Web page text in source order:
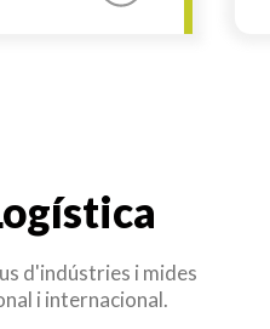
d'indústries i mides
i internacional.